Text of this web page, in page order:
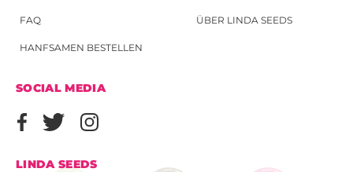
FAQ
HANFSAMEN BESTELLEN
ÜBER LINDA SEEDS
SOCIAL MEDIA
LINDA SEEDS